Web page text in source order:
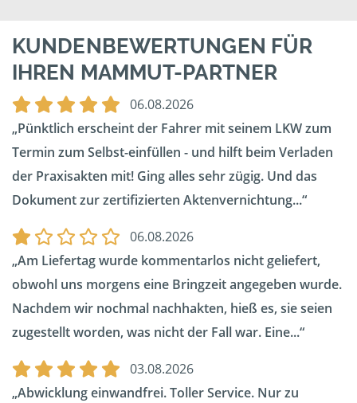
KUNDENBEWERTUNGEN FÜR
IHREN MAMMUT-PARTNER
06.08.2026
Pünktlich erscheint der Fahrer mit seinem LKW zum
Termin zum Selbst-einfüllen - und hilft beim Verladen
der Praxisakten mit! Ging alles sehr zügig. Und das
Dokument zur zertifizierten Aktenvernichtung...
06.08.2026
Am Liefertag wurde kommentarlos nicht geliefert,
obwohl uns morgens eine Bringzeit angegeben wurde.
Nachdem wir nochmal nachhakten, hieß es, sie seien
zugestellt worden, was nicht der Fall war. Eine...
03.08.2026
Abwicklung einwandfrei. Toller Service. Nur zu